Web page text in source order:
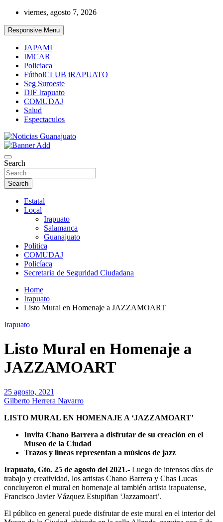
Skip
content
viernes, agosto 7, 2026
Responsive Menu
JAPAMI
IMCAR
Policiaca
FútbolCLUB iRAPUATO
Seg Suroeste
DIF Irapuato
COMUDAJ
Salud
Espectaculos
Noticias Guanajuato
Search
Search
Estatal
Local
Irapuato
Salamanca
Guanajuato
Politica
COMUDAJ
Policíaca
Secretaria de Seguridad Ciudadana
Home
Irapuato
Listo Mural en Homenaje a JAZZAMOART
Irapuato
Listo Mural en Homenaje a
JAZZAMOART
25 agosto, 2021
Gilberto Herrera Navarro
LISTO MURAL EN HOMENAJE A ‘JAZZAMOART’
Invita Chano Barrera a disfrutar de su creación en el
Museo de la Ciudad
Trazos y líneas representan a músicos de jazz
Irapuato, Gto. 25 de agosto del 2021.- Luego de intensos días de
trabajo y creatividad, los artistas Chano Barrera y Chas Lucas
concluyeron el mural en homenaje al también artista irapuatense,
Francisco Javier Vázquez Estupiñan ‘Jazzamoart’.
El público en general puede disfrutar de este mural en el interior del